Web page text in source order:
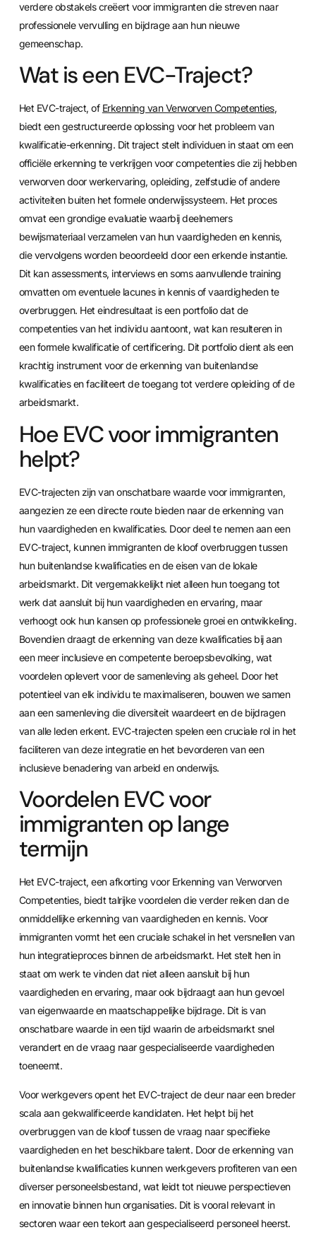
verdere obstakels creëert voor immigranten die streven naar
professionele vervulling en bijdrage aan hun nieuwe
gemeenschap.
Wat is een EVC-Traject?
Het EVC-traject, of Erkenning van Verworven Competenties,
biedt een gestructureerde oplossing voor het probleem van
kwalificatie-erkenning. Dit traject stelt individuen in staat om een
officiële erkenning te verkrijgen voor competenties die zij hebben
verworven door werkervaring, opleiding, zelfstudie of andere
activiteiten buiten het formele onderwijssysteem. Het proces
omvat een grondige evaluatie waarbij deelnemers
bewijsmateriaal verzamelen van hun vaardigheden en kennis,
die vervolgens worden beoordeeld door een erkende instantie.
Dit kan assessments, interviews en soms aanvullende training
omvatten om eventuele lacunes in kennis of vaardigheden te
overbruggen. Het eindresultaat is een portfolio dat de
competenties van het individu aantoont, wat kan resulteren in
een formele kwalificatie of certificering. Dit portfolio dient als een
krachtig instrument voor de erkenning van buitenlandse
kwalificaties en faciliteert de toegang tot verdere opleiding of de
arbeidsmarkt.
Hoe EVC voor immigranten
helpt?
EVC-trajecten zijn van onschatbare waarde voor immigranten,
aangezien ze een directe route bieden naar de erkenning van
hun vaardigheden en kwalificaties. Door deel te nemen aan een
EVC-traject, kunnen immigranten de kloof overbruggen tussen
hun buitenlandse kwalificaties en de eisen van de lokale
arbeidsmarkt. Dit vergemakkelijkt niet alleen hun toegang tot
werk dat aansluit bij hun vaardigheden en ervaring, maar
verhoogt ook hun kansen op professionele groei en ontwikkeling.
Bovendien draagt de erkenning van deze kwalificaties bij aan
een meer inclusieve en competente beroepsbevolking, wat
voordelen oplevert voor de samenleving als geheel. Door het
potentieel van elk individu te maximaliseren, bouwen we samen
aan een samenleving die diversiteit waardeert en de bijdragen
van alle leden erkent. EVC-trajecten spelen een cruciale rol in het
faciliteren van deze integratie en het bevorderen van een
inclusieve benadering van arbeid en onderwijs.
Voordelen EVC voor
immigranten op lange
termijn
Het EVC-traject, een afkorting voor Erkenning van Verworven
Competenties, biedt talrijke voordelen die verder reiken dan de
onmiddellijke erkenning van vaardigheden en kennis. Voor
immigranten vormt het een cruciale schakel in het versnellen van
hun integratieproces binnen de arbeidsmarkt. Het stelt hen in
staat om werk te vinden dat niet alleen aansluit bij hun
vaardigheden en ervaring, maar ook bijdraagt aan hun gevoel
van eigenwaarde en maatschappelijke bijdrage. Dit is van
onschatbare waarde in een tijd waarin de arbeidsmarkt snel
verandert en de vraag naar gespecialiseerde vaardigheden
toeneemt.
Voor werkgevers opent het EVC-traject de deur naar een breder
scala aan gekwalificeerde kandidaten. Het helpt bij het
overbruggen van de kloof tussen de vraag naar specifieke
vaardigheden en het beschikbare talent. Door de erkenning van
buitenlandse kwalificaties kunnen werkgevers profiteren van een
diverser personeelsbestand, wat leidt tot nieuwe perspectieven
en innovatie binnen hun organisaties. Dit is vooral relevant in
sectoren waar een tekort aan gespecialiseerd personeel heerst.